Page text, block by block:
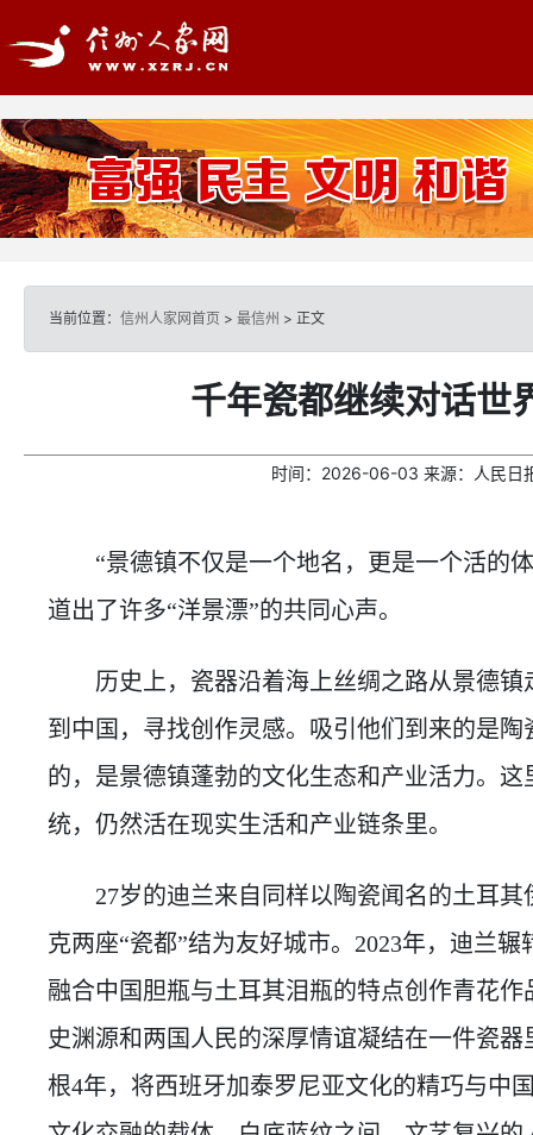
当前位置： 信州人家网首页 > 最信州 > 正文
千年瓷都继续对话世
时间： 2026-06-03 来源： 人民日
“景德镇不仅是一个地名，更是一个活的体
道出了许多“洋景漂”的共同心声。
历史上，瓷器沿着海上丝绸之路从景德镇
到中国，寻找创作灵感。吸引他们到来的是
的，是景德镇蓬勃的文化生态和产业活力。
统，仍然活在现实生活和产业链条里。
27岁的迪兰来自同样以陶瓷闻名的土耳其
克两座“瓷都”结为友好城市。2023年，迪兰
融合中国胆瓶与土耳其泪瓶的特点创作青花
史渊源和两国人民的深厚情谊凝结在一件瓷
根4年，将西班牙加泰罗尼亚文化的精巧与中